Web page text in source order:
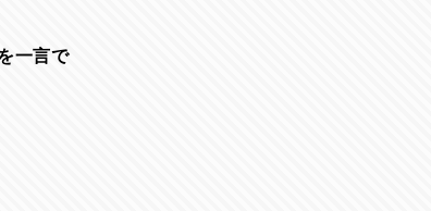
一言で